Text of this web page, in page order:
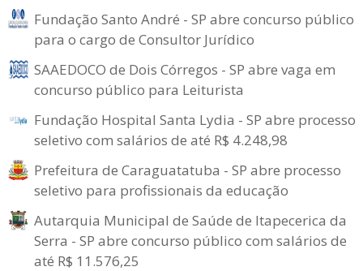
Fundação Santo André - SP abre concurso público
para o cargo de Consultor Jurídico
SAAEDOCO de Dois Córregos - SP abre vaga em
concurso público para Leiturista
Fundação Hospital Santa Lydia - SP abre processo
seletivo com salários de até R$ 4.248,98
Prefeitura de Caraguatatuba - SP abre processo
seletivo para profissionais da educação
Autarquia Municipal de Saúde de Itapecerica da
Serra - SP abre concurso público com salários de
até R$ 11.576,25